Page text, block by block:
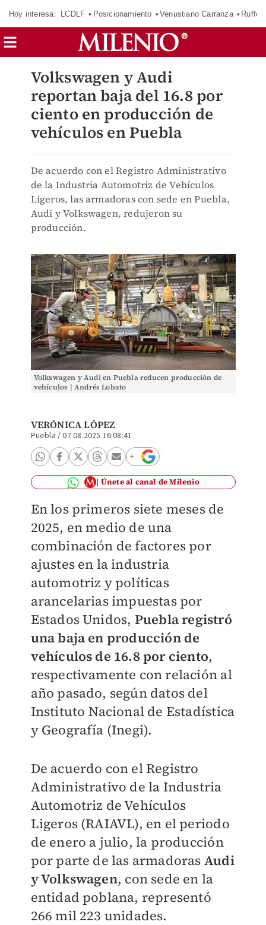
Hoy interesa: LCDLF Posicionamiento Venustiano Carranza Ruffo
Volkswagen y Audi
reportan baja del 16.8 por
ciento en producción de
vehículos en Puebla
De acuerdo con el Registro Administrativo
de la Industria Automotriz de Vehículos
Ligeros, las armadoras con sede en Puebla,
Audi y Volkswagen, redujeron su
producción.
Volkswagen y Audi en Puebla reducen producción de
vehículos | Andrés Lobato
VERÓNICA LÓPEZ
Puebla /07.08.2025 16:08:41
Únete al canal de Milenio
En los primeros siete meses de
2025, en medio de una
combinación de factores por
ajustes en la industria
automotriz y políticas
arancelarias impuestas por
Estados Unidos, Puebla registró
una baja en producción de
vehículos de 16.8 por ciento,
respectivamente con relación al
año pasado, según datos del
Instituto Nacional de Estadística
y Geografía (Inegi).
De acuerdo con el Registro
Administrativo de la Industria
Automotriz de Vehículos
Ligeros (RAIAVL), en el periodo
de enero a julio, la producción
por parte de las armadoras Audi
y Volkswagen, con sede en la
entidad poblana, representó
266 mil 223 unidades.